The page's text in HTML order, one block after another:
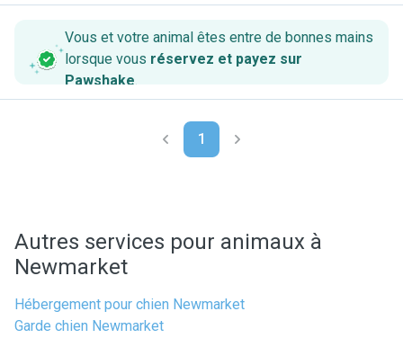
Vous et votre animal êtes entre de bonnes mains
lorsque vous réservez et payez sur
Pawshake.
1
Autres services pour animaux à
Newmarket
Hébergement pour chien Newmarket
Garde chien Newmarket